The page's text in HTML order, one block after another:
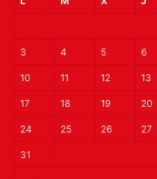
3 4 5 6
10 11 12 13
17 18 19 20
24 25 26 27
31